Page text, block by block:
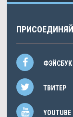
ФЭЙСБУК
ТВИТЕР
YOUTUBE